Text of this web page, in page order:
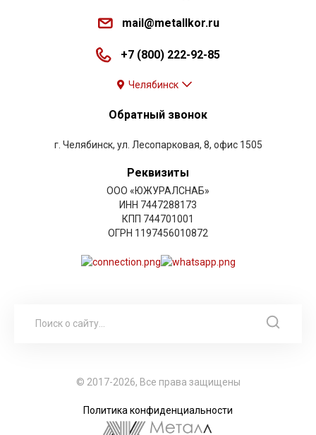
mail@metallkor.ru
+7 (800) 222-92-85
Челябинск
Обратный звонок
г. Челябинск, ул. Лесопарковая, 8, офис 1505
Реквизиты
ООО «ЮЖУРАЛСНАБ»
ИНН 7447288173
КПП 744701001
ОГРН 1197456010872
© 2017-2026, Все права защищены
Политика конфиденциальности